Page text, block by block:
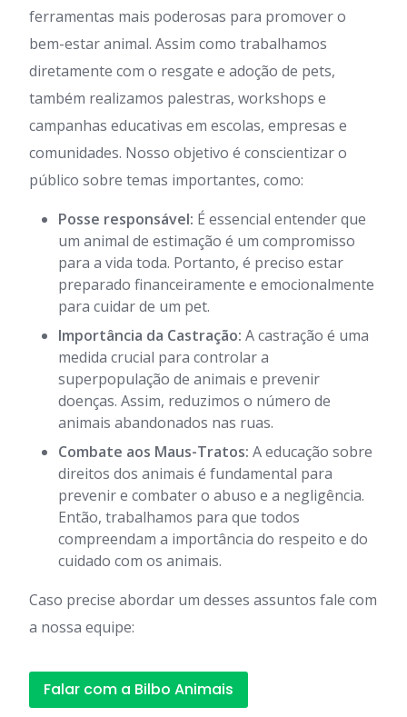
ferramentas mais poderosas para promover o
bem-estar animal. Assim como trabalhamos
diretamente com o resgate e adoção de pets,
também realizamos palestras, workshops e
campanhas educativas em escolas, empresas e
comunidades. Nosso objetivo é conscientizar o
público sobre temas importantes, como:
Posse responsável: É essencial entender que
um animal de estimação é um compromisso
para a vida toda. Portanto, é preciso estar
preparado financeiramente e emocionalmente
para cuidar de um pet.
Importância da Castração: A castração é uma
medida crucial para controlar a
superpopulação de animais e prevenir
doenças. Assim, reduzimos o número de
animais abandonados nas ruas.
Combate aos Maus-Tratos: A educação sobre
direitos dos animais é fundamental para
prevenir e combater o abuso e a negligência.
Então, trabalhamos para que todos
compreendam a importância do respeito e do
cuidado com os animais.
Caso precise abordar um desses assuntos fale com
a nossa equipe:
Falar com a Bilbo Animais